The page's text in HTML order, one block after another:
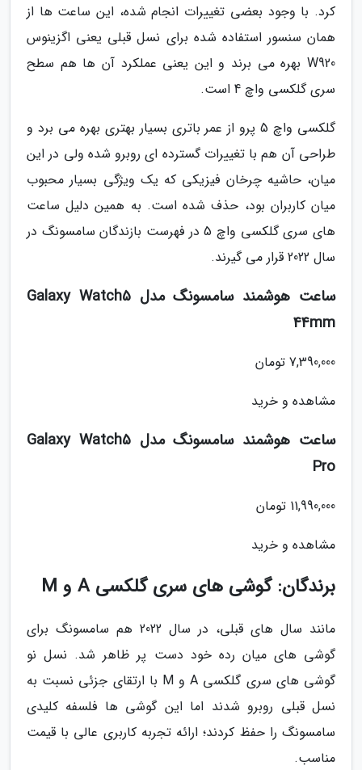
کرد. با وجود بعضی تغییرات انجام شده، این ساعت ها از
همان سنسور استفاده شده برای نسل قبلی یعنی اگزینوس
W920 بهره می برند و این یعنی عملکرد آن ها هم سطح
سری گلکسی واچ 4 است.
گلکسی واچ 5 پرو از عمر باتری بسیار بهتری بهره می برد و
طراحی آن هم با تغییرات گسترده ای روبرو شده ولی در این
میان، حاشیه چرخان فیزیکی که یک ویژگی بسیار محبوب
میان کاربران بود، حذف شده است. به همین دلیل ساعت
های سری گلکسی واچ 5 در فهرست بازندگان سامسونگ در
سال 2022 قرار می گیرند.
ساعت هوشمند سامسونگ مدل Galaxy Watch5
44mm
7,390,000 تومان
مشاهده و خرید
ساعت هوشمند سامسونگ مدل Galaxy Watch5
Pro
11,990,000 تومان
مشاهده و خرید
برندگان: گوشی های سری گلکسی A و M
مانند سال های قبلی، در سال 2022 هم سامسونگ برای
گوشی های میان رده خود دست پر ظاهر شد. نسل نو
گوشی های سری گلکسی A و M با ارتقای جزئی نسبت به
نسل قبلی روبرو شدند اما این گوشی ها فلسفه کلیدی
سامسونگ را حفظ کردند؛ ارائه تجربه کاربری عالی با قیمت
مناسب.